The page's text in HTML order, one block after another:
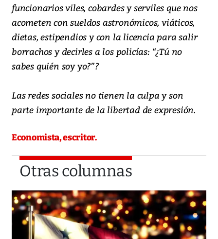
funcionarios viles, cobardes y serviles que nos
acometen con sueldos astronómicos, viáticos,
dietas, estipendios y con la licencia para salir
borrachos y decirles a los policías: “¿Tú no
sabes quién soy yo?”?
Las redes sociales no tienen la culpa y son
parte importante de la libertad de expresión.
Economista, escritor.
Otras columnas